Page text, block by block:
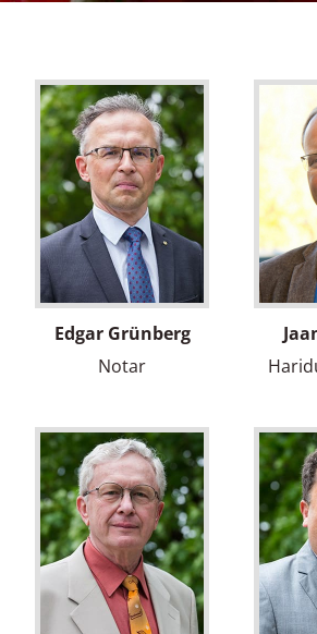
Edgar Grünberg
Notar